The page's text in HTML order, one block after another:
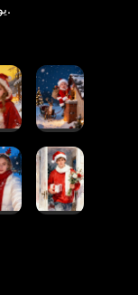
يوتيوب، أو المشاركة العائلية.